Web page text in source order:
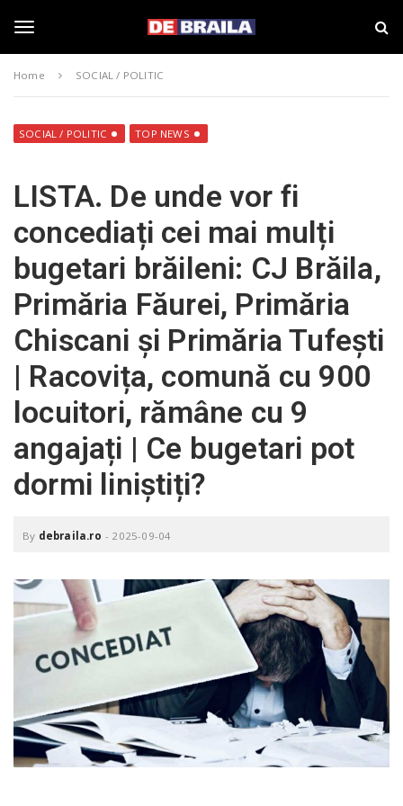
g
l
a
v
i
g
i
a
a
–
d
e
b
r
a
i
l
a
.
r
o
Home SOCIAL / POLITIC
SOCIAL / POLITIC TOP NEWS
LISTA. De unde vor fi
concediați cei mai mulți
bugetari brăileni: CJ Brăila,
Primăria Făurei, Primăria
Chiscani și Primăria Tufești
| Racovița, comună cu 900
locuitori, rămâne cu 9
angajați | Ce bugetari pot
dormi liniștiți?
By debraila.ro - 2025-09-04